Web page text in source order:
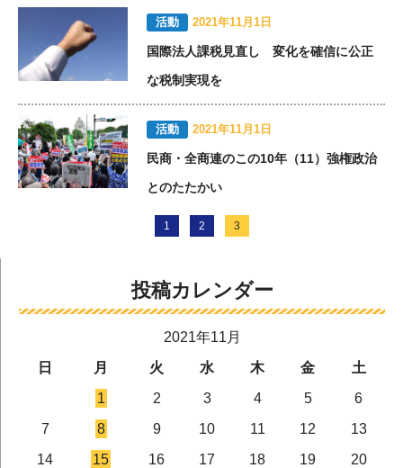
活動 2021年11月1日
国際法人課税見直し 変化を確信に公正
な税制実現を
活動 2021年11月1日
民商・全商連のこの10年（11）強権政治
とのたたかい
1 2 3
投稿カレンダー
2021年11月
日
月 火 水 木 金
土
1
2 3 4 5
6
7
8 9 10 11 12
13
14
15 16 17 18 19
20